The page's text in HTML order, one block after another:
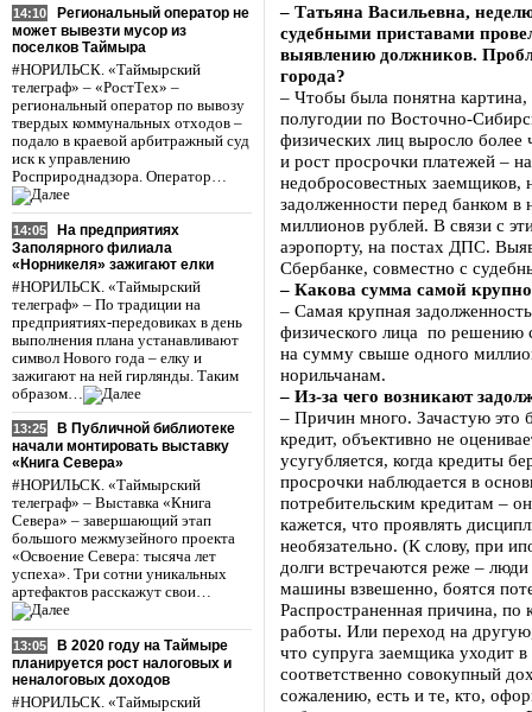
14:10
Региональный оператор не
может вывезти мусор из
поселков Таймыра
#НОРИЛЬСК. «Таймырский
телеграф» – «РостТех» –
региональный оператор по вывозу
твердых коммунальных отходов –
подало в краевой арбитражный суд
иск к управлению
Росприроднадзора. Оператор…
14:05
На предприятиях
Заполярного филиала
«Норникеля» зажигают елки
#НОРИЛЬСК. «Таймырский
телеграф» – По традиции на
предприятиях-передовиках в день
выполнения плана устанавливают
символ Нового года – елку и
зажигают на ней гирлянды. Таким
образом…
13:25
В Публичной библиотеке
начали монтировать выставку
«Книга Севера»
#НОРИЛЬСК. «Таймырский
телеграф» – Выставка «Книга
Севера» – завершающий этап
большого межмузейного проекта
«Освоение Севера: тысяча лет
успеха». Три сотни уникальных
артефактов расскажут свои…
13:05
В 2020 году на Таймыре
планируется рост налоговых и
неналоговых доходов
#НОРИЛЬСК. «Таймырский
– Татьяна Васильевна,
судебными приставами
выявлению должников.
города?
– Чтобы была понятна
полугодии по Восточно-
физических лиц выросло
и рост просрочки платежей –
недобросовестных заемщиков,
задолженности перед банком в
миллионов рублей. В связи с
аэропорту, на постах ДПС.
Сбербанке, совместно с
– Какова сумма самой
– Самая крупная
физического лица по решению
на сумму свыше одного
норильчанам.
– Из-за чего возникают
– Причин много. Зачастую это
кредит, объективно не
усугубляется, когда кредиты
просрочки наблюдается в
потребительским кредитам –
кажется, что проявлять
необязательно. (К слову, при
долги встречаются реже –
машины взвешенно, боятся
Распространенная причина, по
работы. Или переход на
что супруга заемщика уходит
соответственно совокупный
сожалению, есть и те, кто,